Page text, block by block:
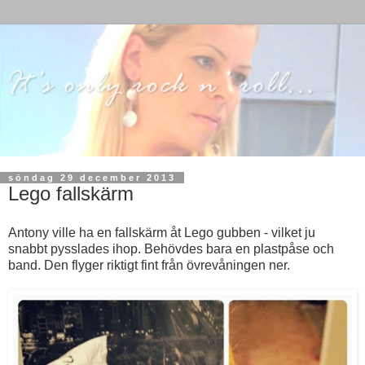
söndag 29 december 2013
Lego fallskärm
Antony ville ha en fallskärm åt Lego gubben - vilket ju
snabbt pysslades ihop. Behövdes bara en plastpåse och
band. Den flyger riktigt fint från övrevåningen ner.